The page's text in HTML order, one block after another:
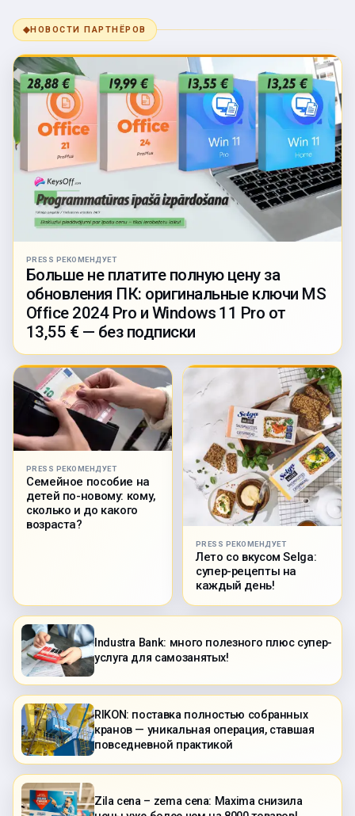
◆НОВОСТИ ПАРТНЁРОВ
PRESS РЕКОМЕНДУЕТ
Больше не платите полную цену за
обновления ПК: оригинальные ключи MS
Office 2024 Pro и Windows 11 Pro от
13,55 € — без подписки
PRESS РЕКОМЕНДУЕТ
Семейное пособие на
детей по-новому: кому,
сколько и до какого
возраста?
PRESS РЕКОМЕНДУЕТ
Лето со вкусом Selga:
супер-рецепты на
каждый день!
Industra Bank: много полезного плюс супер-
услуга для самозанятых!
RIKON: поставка полностью собранных
кранов — уникальная операция, ставшая
повседневной практикой
Zila cena – zema cena: Maxima снизила